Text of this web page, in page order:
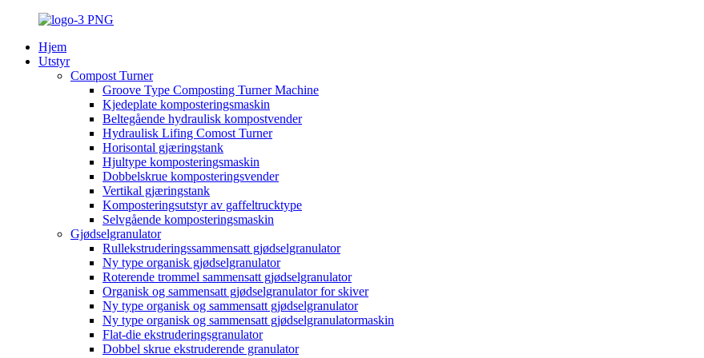
Hjem
Utstyr
Compost Turner
Groove Type Composting Turner Machine
Kjedeplate komposteringsmaskin
Beltegående hydraulisk kompostvender
Hydraulisk Lifing Comost Turner
Horisontal gjæringstank
Hjultype komposteringsmaskin
Dobbelskrue komposteringsvender
Vertikal gjæringstank
Komposteringsutstyr av gaffeltrucktype
Selvgående komposteringsmaskin
Gjødselgranulator
Rullekstruderingssammensatt gjødselgranulator
Ny type organisk gjødselgranulator
Roterende trommel sammensatt gjødselgranulator
Organisk og sammensatt gjødselgranulator for skiver
Ny type organisk og sammensatt gjødselgranulator
Ny type organisk og sammensatt gjødselgranulatormaskin
Flat-die ekstruderingsgranulator
Dobbel skrue ekstruderende granulator